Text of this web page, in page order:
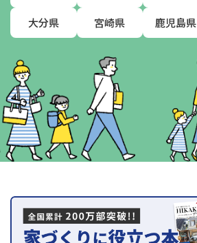
大分県 宮崎県 鹿児島県